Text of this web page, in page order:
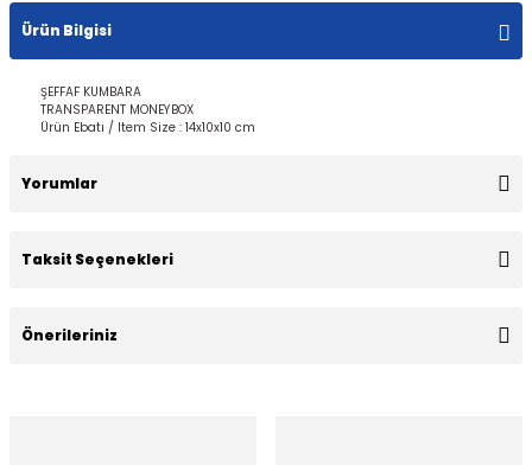
Ürün Bilgisi
ŞEFFAF KUMBARA
TRANSPARENT MONEYBOX
Ürün Ebatı / Item Size : 14x10x10 cm
Yorumlar
Taksit Seçenekleri
Önerileriniz